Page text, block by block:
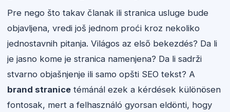
Pre nego što takav članak ili stranica usluge bude
objavljena, vredi još jednom proći kroz nekoliko
jednostavnih pitanja. Világos az első bekezdés? Da li
je jasno kome je stranica namenjena? Da li sadrži
stvarno objašnjenje ili samo opšti SEO tekst? A
brand stranice témánál ezek a kérdések különösen
fontosak, mert a felhasználó gyorsan eldönti, hogy